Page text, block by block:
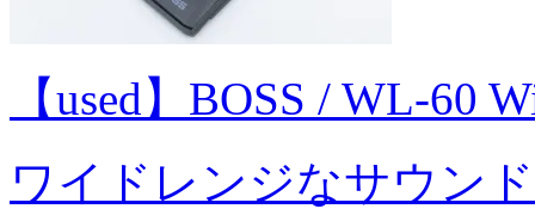
【used】BOSS / WL-60
ワイドレンジなサウンド